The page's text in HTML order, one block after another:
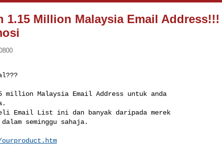
1.15 Million Malaysia Email Address!!!
Malaysia Email Address untuk anda
Email List ini dan banyak daripada merek
seminggu sahaja.